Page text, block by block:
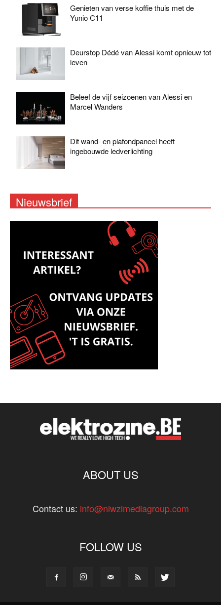
Genieten van verse koffie thuis met de
Yunio C11
Deurstop Dédé van Alessi komt opnieuw tot
leven
Beleef de vijf seizoenen van Alessi en
Marcel Wanders
Dit wand- en plafondpaneel heeft
ingebouwde ledverlichting
Nieuwsbrief
ABOUT US
Contact us: info@niwzimediagroup.com
FOLLOW US